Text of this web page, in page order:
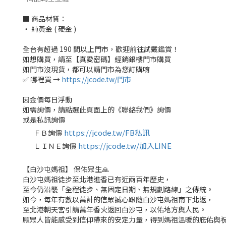
■ 商品材質：
‧ 純黃金 ( 硬金 )
全台有超過 190 間以上門市，歡迎前往試戴鑑賞！
如想購買，請至【真愛密碼】經銷銀樓門市購買
如門市沒現貨，都可以請門市為您訂購唷
✅ 哪裡買 → https://jcode.tw/門市
因金價每日浮動
如需詢價，請點選此頁面上的《聯絡我們》詢價
或是私訊詢價
ＦＢ詢價 https://jcode.tw/FB私訊
ＬＩＮＥ詢價 https://jcode.tw/加入LINE
【白沙屯媽祖】 保佑眾生🙏
白沙屯媽祖徒步至北港進香已有近兩百年歷史，
至今仍沿襲「全程徒步、無固定日期、無規劃路線」之傳統。
如今，每年有數以萬計的信眾誠心跟隨白沙屯媽祖南下北返，
至北港朝天宮引請萬年香火返回白沙屯，以佑地方與人民。
願眾人皆能感受到信仰帶來的安定力量，得到媽祖溫暖的庇佑與